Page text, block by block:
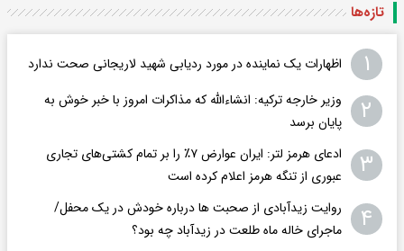
تازه‌ها
۱ اظهارات یک نماینده در مورد ردیابی شهید لاریجانی صحت ندارد
۲
وزیر خارجه ترکیه: انشاءالله که مذاکرات امروز با خبر خوش به
پایان برسد
۳
ادعای هرمز لتر: ایران عوارض ۷٪ را بر تمام کشتی‌های تجاری
عبوری از تنگه هرمز اعلام کرده است
۴
روایت زیدآبادی از صحبت ها درباره خودش در یک محفل/
ماجرای خاله ماه طلعت در زیدآباد چه بود؟